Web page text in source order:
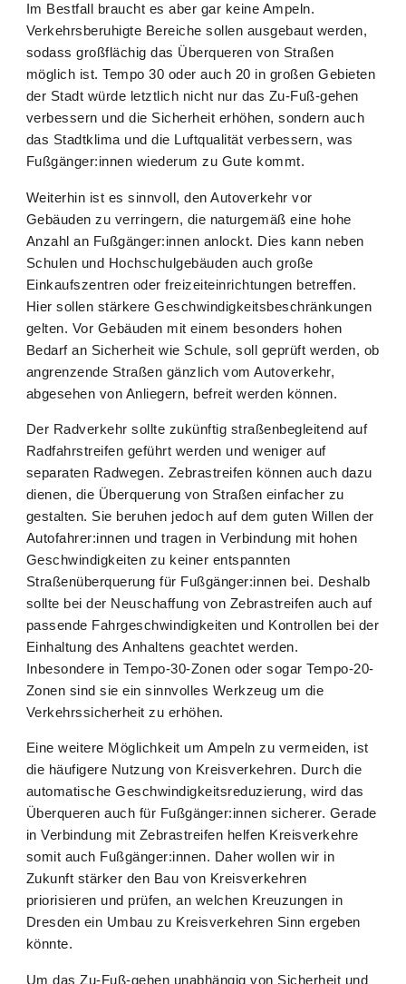
Im Bestfall braucht es aber gar keine Ampeln.
Verkehrsberuhigte Bereiche sollen ausgebaut werden,
sodass großflächig das Überqueren von Straßen
möglich ist. Tempo 30 oder auch 20 in großen Gebieten
der Stadt würde letztlich nicht nur das Zu-Fuß-gehen
verbessern und die Sicherheit erhöhen, sondern auch
das Stadtklima und die Luftqualität verbessern, was
Fußgänger:innen wiederum zu Gute kommt.
Weiterhin ist es sinnvoll, den Autoverkehr vor
Gebäuden zu verringern, die naturgemäß eine hohe
Anzahl an Fußgänger:innen anlockt. Dies kann neben
Schulen und Hochschulgebäuden auch große
Einkaufszentren oder freizeiteinrichtungen betreffen.
Hier sollen stärkere Geschwindigkeitsbeschränkungen
gelten. Vor Gebäuden mit einem besonders hohen
Bedarf an Sicherheit wie Schule, soll geprüft werden, ob
angrenzende Straßen gänzlich vom Autoverkehr,
abgesehen von Anliegern, befreit werden können.
Der Radverkehr sollte zukünftig straßenbegleitend auf
Radfahrstreifen geführt werden und weniger auf
separaten Radwegen. Zebrastreifen können auch dazu
dienen, die Überquerung von Straßen einfacher zu
gestalten. Sie beruhen jedoch auf dem guten Willen der
Autofahrer:innen und tragen in Verbindung mit hohen
Geschwindigkeiten zu keiner entspannten
Straßenüberquerung für Fußgänger:innen bei. Deshalb
sollte bei der Neuschaffung von Zebrastreifen auch auf
passende Fahrgeschwindigkeiten und Kontrollen bei der
Einhaltung des Anhaltens geachtet werden.
Inbesondere in Tempo-30-Zonen oder sogar Tempo-20-
Zonen sind sie ein sinnvolles Werkzeug um die
Verkehrssicherheit zu erhöhen.
Eine weitere Möglichkeit um Ampeln zu vermeiden, ist
die häufigere Nutzung von Kreisverkehren. Durch die
automatische Geschwindigkeitsreduzierung, wird das
Überqueren auch für Fußgänger:innen sicherer. Gerade
in Verbindung mit Zebrastreifen helfen Kreisverkehre
somit auch Fußgänger:innen. Daher wollen wir in
Zukunft stärker den Bau von Kreisverkehren
priorisieren und prüfen, an welchen Kreuzungen in
Dresden ein Umbau zu Kreisverkehren Sinn ergeben
könnte.
Um das Zu-Fuß-gehen unabhängig von Sicherheit und